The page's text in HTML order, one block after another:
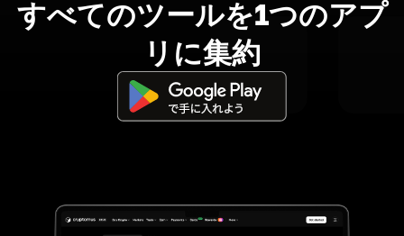
すべてのツールを1つのアプ
リに集約